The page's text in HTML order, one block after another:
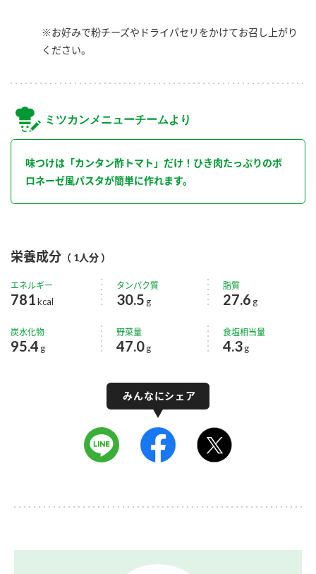
※お好みで粉チーズやドライパセリをかけてお召し上がり
ください。
ミツカンメニューチームより
味つけは「カンタン酢トマト」だけ！ひき肉たっぷりのボ
ロネーゼ風パスタが簡単に作れます。
栄養成分 （ 1人分 ）
エネルギー
781kcal
タンパク質
30.5 g
脂質
27.6 g
炭水化物
95.4 g
野菜量
47.0g
食塩相当量
4.3 g